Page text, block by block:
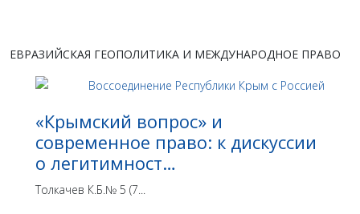
ЕВРАЗИЙСКАЯ ГЕОПОЛИТИКА И МЕЖДУНАРОДНОЕ ПРАВО
«Крымский вопрос» и
современное право: к дискуссии
о легитимност…
Толкачев К.Б.№ 5 (7...